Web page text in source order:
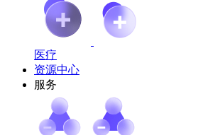
医疗
资源中心
服务